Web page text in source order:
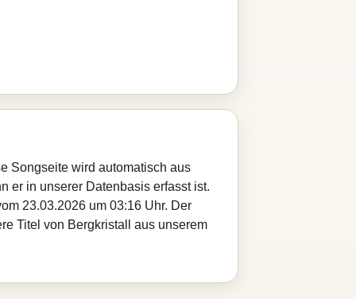
Songseite wird automatisch aus
er in unserer Datenbasis erfasst ist.
23.03.2026 um 03:16 Uhr. Der
Titel von Bergkristall aus unserem